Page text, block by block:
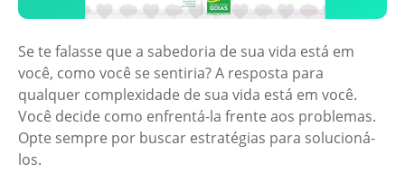
Se te falasse que a sabedoria de sua vida está em
você, como você se sentiria? A resposta para
qualquer complexidade de sua vida está em você.
Você decide como enfrentá-la frente aos problemas.
Opte sempre por buscar estratégias para solucioná-
los.